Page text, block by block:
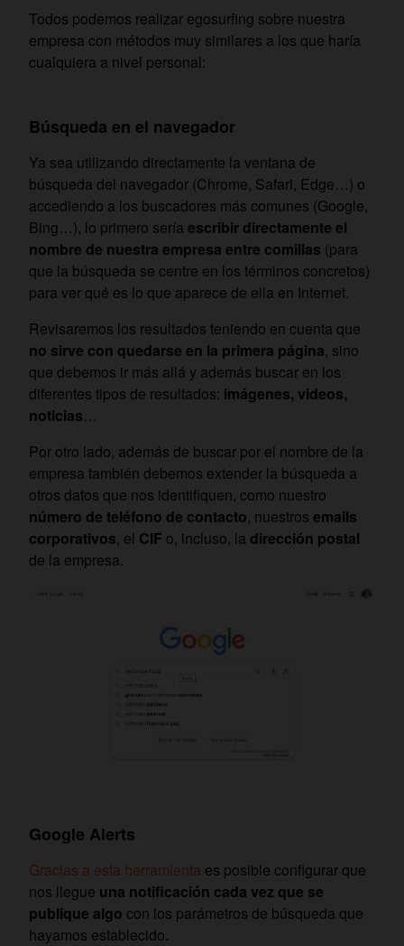
Todos podemos realizar egosurfing sobre nuestra
empresa con métodos muy similares a los que haría
cualquiera a nivel personal:
Búsqueda en el navegador
Ya sea utilizando directamente la ventana de
búsqueda del navegador (Chrome, Safari, Edge…) o
accediendo a los buscadores más comunes (Google,
Bing…), lo primero sería escribir directamente el
nombre de nuestra empresa entre comillas (para
que la búsqueda se centre en los términos concretos)
para ver qué es lo que aparece de ella en Internet.
Revisaremos los resultados teniendo en cuenta que
no sirve con quedarse en la primera página, sino
que debemos ir más allá y además buscar en los
diferentes tipos de resultados: imágenes, videos,
noticias…
Por otro lado, además de buscar por el nombre de la
empresa también debemos extender la búsqueda a
otros datos que nos identifiquen, como nuestro
número de teléfono de contacto, nuestros emails
corporativos, el CIF o, incluso, la dirección postal
de la empresa.
Google Alerts
Gracias a esta herramienta es posible configurar que
nos llegue una notificación cada vez que se
publique algo con los parámetros de búsqueda que
hayamos establecido.